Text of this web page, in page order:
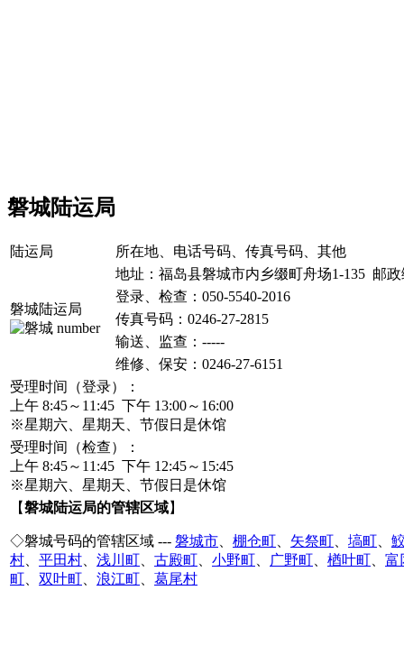
磐城陆运局
陆运局 所在地、电话号码、传真号码、其他
磐城陆运局
地址：福岛县磐城市内乡缀町舟场1-135 邮
登录、检查 ：050-5540-2016
传真号码： 0246-27-2815
输送、监查：-----
维修、保安：0246-27-6151
受理时间（登录）：
上午 8:45～11:45 下午 13:00～16:00
※星期六、星期天、节假日是休馆
受理时间（检查）：
上午 8:45～11:45 下午 12:45～15:45
※星期六、星期天、节假日是休馆
【磐城陆运局的管辖区域】
◇磐城号码的管辖区域 --- 磐城市 棚仓町 矢祭町 塙町
村
平田村 浅川町 古殿町 小野町 广野町 楢叶町
富
町
双叶町 浪江町 葛尾村